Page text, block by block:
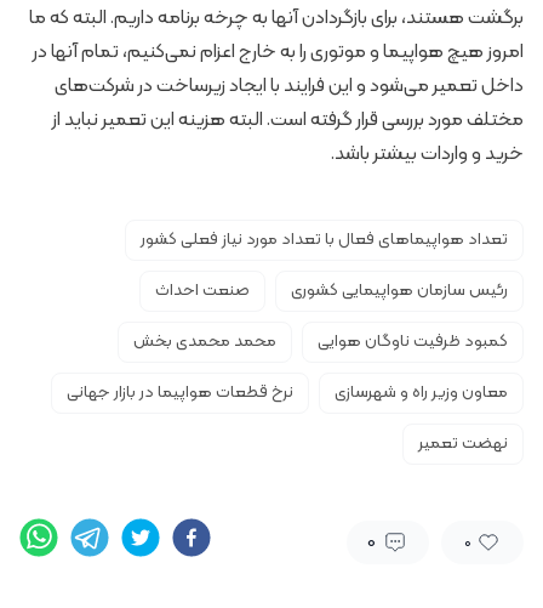
برگشت هستند، برای بازگردادن آنها به چرخه برنامه داریم. البته که ما
امروز هیچ هواپیما و موتوری را به خارج اعزام نمی‌کنیم، تمام آنها در
داخل تعمیر می‌شود و این فرایند با ایجاد زیرساخت‌ در شرکت‌های
مختلف مورد بررسی قرار گرفته است. البته هزینه این تعمیر نباید از
خرید و واردات بیشتر باشد.
تعداد هواپیماهای فعال با تعداد مورد نیاز فعلی کشور
رئیس سازمان هواپیمایی کشوری
صنعت احداث
کمبود ظرفیت ناوگان هوایی
محمد محمدی بخش
معاون وزیر راه و شهرسازی
نرخ قطعات هواپیما در بازار جهانی
نهضت تعمیر
0
0